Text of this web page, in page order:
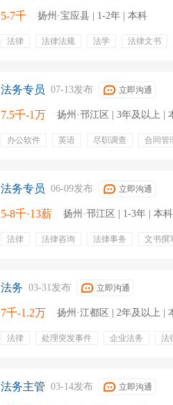
5-7千 扬州·宝应县 | 1-2年 | 本科
法律 法律法规 法学 法律文书
法务专员 07-13发布 立即沟通
7.5千-1万 扬州·邗江区 | 3年及以上 |
办公软件 英语 尽职调查 合同管
零食下午茶
有餐补 定期团建
法务专员 06-09发布 立即沟通
5-8千·13薪 扬州·邗江区 | 1-3年 | 本科
法律 法律咨询 法律事务 文书撰
法务 03-31发布 立即沟通
7千-1.2万 扬州·江都区 | 2年及以上 |
法律 处理突发事件 企业法务 法
法务主管 03-14发布 立即沟通